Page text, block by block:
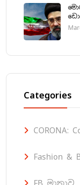
Categories
CORONA:
Fashion &